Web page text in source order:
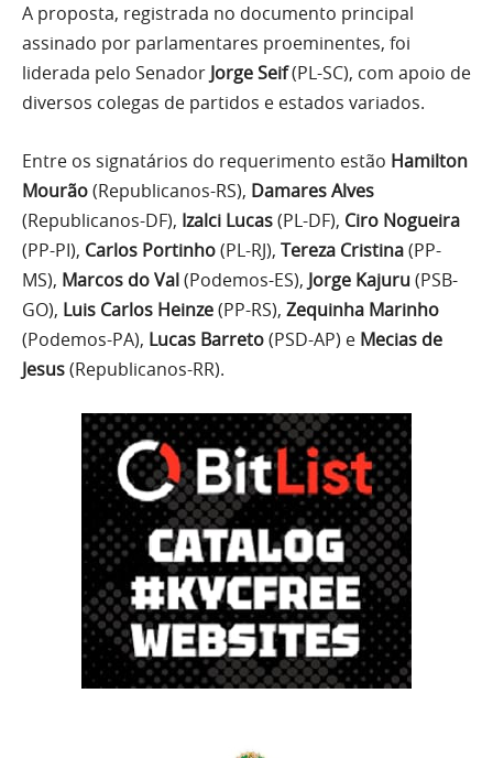
A proposta, registrada no documento principal
assinado por parlamentares proeminentes, foi
liderada pelo Senador Jorge Seif(PL-SC), com apoio de
diversos colegas de partidos e estados variados.
Entre os signatários do requerimento estão Hamilton
Mourão(Republicanos-RS), Damares Alves
(Republicanos-DF), Izalci Lucas(PL-DF), Ciro Nogueira
(PP-PI), Carlos Portinho(PL-RJ), Tereza Cristina(PP-
MS), Marcos do Val(Podemos-ES), Jorge Kajuru(PSB-
GO), Luis Carlos Heinze(PP-RS), Zequinha Marinho
(Podemos-PA), Lucas Barreto(PSD-AP) e Mecias de
Jesus(Republicanos-RR)​.